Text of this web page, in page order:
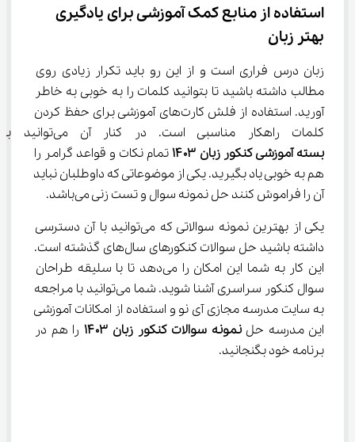
استفاده از منابع کمک آموزشی برای یادگیری
بهتر زبان
زبان درس فراری است و از این رو باید تکرار زیادی روی
مطالب داشته باشید تا بتوانید کلمات را به خوبی به خاطر
آورید. استفاده از فلش کارت‌های آموزشی برای حفظ کردن
کلمات راهکار مناسبی است. در کنار آن می‌توانید با تهیه
بسته آموزشی کنکور زبان ۱۴۰۳ تمام نکات و قواعد گرامر را
هم به خوبی یاد بگیرید. یکی از موضوعاتی که داوطلبان نباید
آن را فراموش کنند حل نمونه سوال و تست زنی می‌باشد.
یکی از بهترین نمونه سوالاتی که می‌توانید با آن دسترسی
داشته باشید حل سوالات کنکورهای سال‌های گذشته است.
این کار به شما این امکان را می‌دهد تا با سلیقه طراحان
سوال کنکور سراسری آشنا شوید. شما می‌توانید با مراجعه
به سایت مدرسه مجازی آی نو و استفاده از امکانات آموزشی
این مدرسه حل نمونه سوالات کنکور زبان ۱۴۰۳ را هم در
برنامه خود بگنجانید.